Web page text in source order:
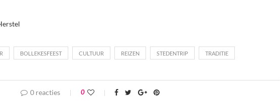
BOLLEKESFEEST CULTUUR REIZEN STEDENTRIP TRADITIE
0 reacties 0